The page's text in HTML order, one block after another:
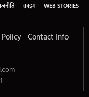
क्राइम WEB STORIES
Contact Info